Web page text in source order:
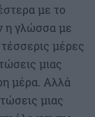
με το
η γλώσσα με
τέσσερις μέρες
μιας
μέρα. Αλλά
μιας